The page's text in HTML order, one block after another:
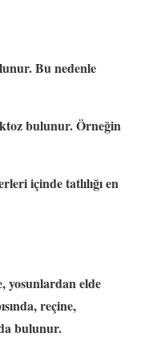
Bu nedenle
bulunur. Örneğin
içinde tatlılığı en
yosunlardan elde
reçine,
bulunur.